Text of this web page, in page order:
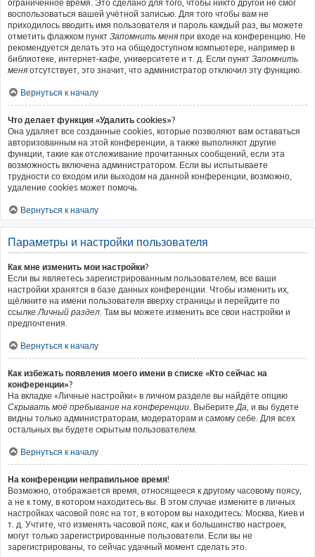
ограниченное время. Это сделано для того, чтобы никто другой не смог
воспользоваться вашей учётной записью. Для того чтобы вам не
приходилось вводить имя пользователя и пароль каждый раз, вы можете
отметить флажком пункт Запомнить меня при входе на конференцию. Не
рекомендуется делать это на общедоступном компьютере, например в
библиотеке, интернет-кафе, университете и т. д. Если пункт Запомнить
меня отсутствует, это значит, что администратор отключил эту функцию.
Вернуться к началу
Что делает функция «Удалить cookies»?
Она удаляет все созданные cookies, которые позволяют вам оставаться
авторизованным на этой конференции, а также выполняют другие
функции, такие как отслеживание прочитанных сообщений, если эта
возможность включена администратором. Если вы испытываете
трудности со входом или выходом на данной конференции, возможно,
удаление cookies может помочь.
Вернуться к началу
Параметры и настройки пользователя
Как мне изменить мои настройки?
Если вы являетесь зарегистрированным пользователем, все ваши
настройки хранятся в базе данных конференции. Чтобы изменить их,
щёлкните на имени пользователя вверху страницы и перейдите по
ссылкеЛичный раздел. Там вы можете изменить все свои настройки и
предпочтения.
Вернуться к началу
Как избежать появления моего имени в списке «Кто сейчас на
конференции»?
На вкладке «Личные настройки» в личном разделе вы найдёте опцию
Скрывать моё пребывание на конференции. ВыберитеДа, и вы будете
видны только администраторам, модераторам и самому себе. Для всех
остальных вы будете скрытым пользователем.
Вернуться к началу
На конференции неправильное время!
Возможно, отображается время, относящееся к другому часовому поясу,
а не к тому, в котором находитесь вы. В этом случае измените в личных
настройках часовой пояс на тот, в котором вы находитесь: Москва, Киев и
т. д. Учтите, что изменять часовой пояс, как и большинство настроек,
могут только зарегистрированные пользователи. Если вы не
зарегистрированы, то сейчас удачный момент сделать это.